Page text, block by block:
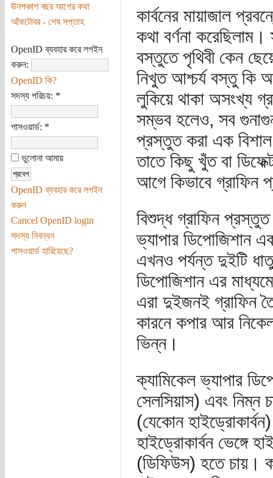
ঊনপঞ্চাশ বছর আগের কথা
আঁকটোবর - শেষ সপ্তাহ
OpenID ব্যবহার করে লগইন
করুন:
OpenID কি?
সদস্য পরিচয়: *
পাসওয়ার্ড: *
ভুলোনা আমায়
OpenID ব্যবহার করে লগইন
করুন
Cancel OpenID login
সদস্য নিবন্ধন
পাসওয়ার্ড হারিয়েছে?
কার্বনের মায়াজাল
কথা বর্ণনা
বস্তুতে পৃথিবী কেন
নিখুত আশ্চর্য বস্তু কি
লুকিয়ে থাকা অসংখ্য
সম্ভব হলেও, সব
প্রস্তুত করা এক বিশাল
তাতে কিছু খুঁত বা
আগে কিভাবে গ্রাফিন
বিশুদ্ধ গ্রাফিন
ভ্যাপার ডিপোজিশান
এখনও পর্যন্ত দুইটি
ডিপোজিশান এর
এরা দুইজনই গ্রাফিন
কারনে কপার আর
ভিন্ন।
ক্যামিকেল ভ্যাপার
সেলসিয়াস) এবং নিম্ন
(যেকোন
হাইড্রোকার্বন ভেঙ্গে
(ডিফিউস) হতে চায়।